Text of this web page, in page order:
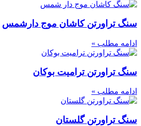
سنگ تراورتن کاشان موج دارشمس
ادامه مطلب »
سنگ تراورتن ترامیت بوکان
ادامه مطلب »
سنگ تراورتن گلستان